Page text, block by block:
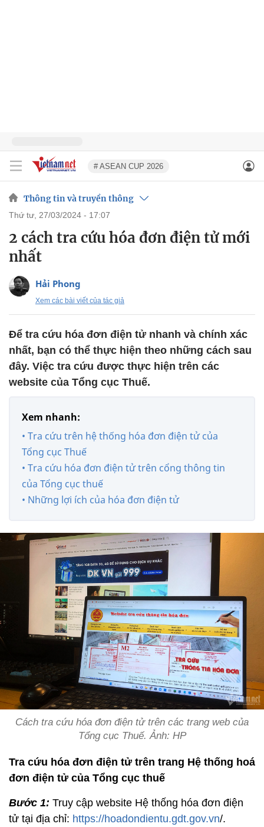
# ASEAN CUP 2026
Thông tin và truyền thông
thứ tư, 27/03/2024 - 17:07
2 cách tra cứu hóa đơn điện tử mới
nhất
Hải Phong
Xem các bài viết của tác giả
Để tra cứu hóa đơn điện tử nhanh và chính xác
nhất, bạn có thể thực hiện theo những cách sau
đây. Việc tra cứu được thực hiện trên các
website của Tổng cục Thuế.
Xem nhanh:
• Tra cứu trên hệ thống hóa đơn điện tử của
Tổng cục Thuế
• Tra cứu hóa đơn điện tử trên cổng thông tin
của Tổng cục thuế
• Những lợi ích của hóa đơn điện tử
Cách tra cứu hóa đơn điện tử trên các trang web của
Tổng cục Thuế. Ảnh: HP
Tra cứu hóa đơn điện tử trên trang Hệ thống hoá
đơn điện tử của Tổng cục thuế
Bước 1: Truy cập website Hệ thống hóa đơn điện
tử tại địa chỉ: https://hoadondientu.gdt.gov.vn/.